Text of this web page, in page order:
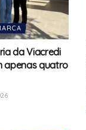
da Viacredi
apenas quatro